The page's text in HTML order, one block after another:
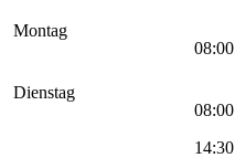
Montag
Dienstag